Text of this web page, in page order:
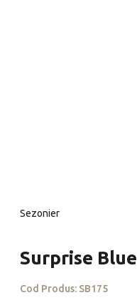
Sezonier
Surprise Blue
Cod Produs: SB175